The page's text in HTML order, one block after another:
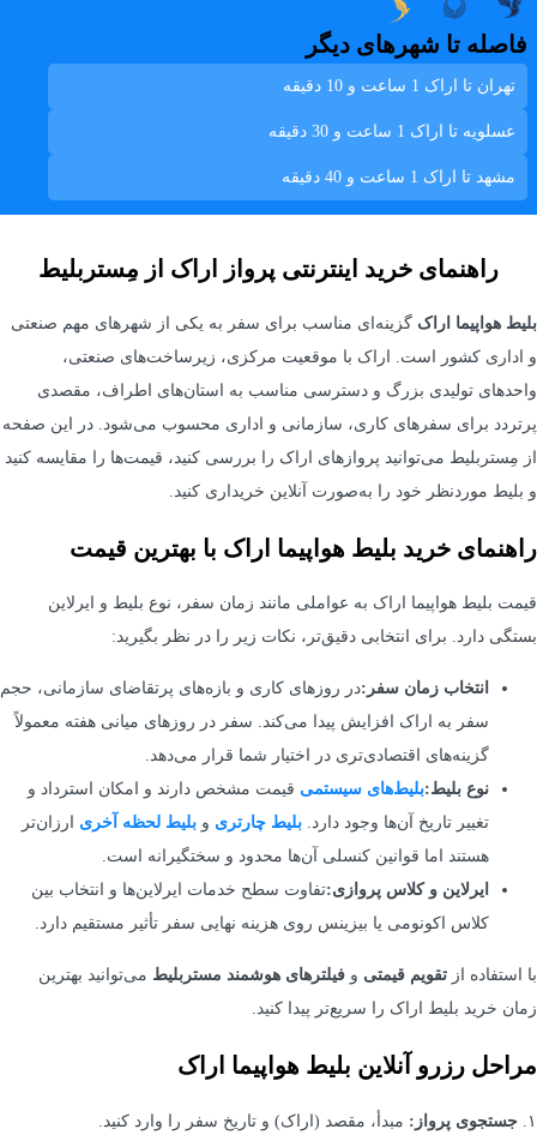
فاصله تا شهرهای دیگر
تهران تا اراک 1 ساعت و 10 دقیقه
عسلويه تا اراک 1 ساعت و 30 دقیقه
مشهد تا اراک 1 ساعت و 40 دقیقه
راهنمای خرید اینترنتی پرواز اراک از مِستربلیط
بلیط هواپیما اراک گزینه‌ای مناسب برای سفر به یکی از شهرهای مهم صنعتی
و اداری کشور است. اراک با موقعیت مرکزی، زیرساخت‌های صنعتی،
واحدهای تولیدی بزرگ و دسترسی مناسب به استان‌های اطراف، مقصدی
پرتردد برای سفرهای کاری، سازمانی و اداری محسوب می‌شود. در این صفحه
از مِستربلیط می‌توانید پروازهای اراک را بررسی کنید، قیمت‌ها را مقایسه کنید
و بلیط موردنظر خود را به‌صورت آنلاین خریداری کنید.
راهنمای خرید بلیط هواپیما اراک با بهترین قیمت
قیمت بلیط هواپیما اراک به عواملی مانند زمان سفر، نوع بلیط و ایرلاین
بستگی دارد. برای انتخابی دقیق‌تر، نکات زیر را در نظر بگیرید:
انتخاب زمان سفر:در روزهای کاری و بازه‌های پرتقاضای سازمانی، حجم
سفر به اراک افزایش پیدا می‌کند. سفر در روزهای میانی هفته معمولاً
گزینه‌های اقتصادی‌تری در اختیار شما قرار می‌دهد.
نوع بلیط:بلیط‌های سیستمی قیمت مشخص دارند و امکان استرداد و
تغییر تاریخ آن‌ها وجود دارد. بلیط‌ چارتری و بلیط لحظه آخری ارزان‌تر
هستند اما قوانین کنسلی آن‌ها محدود و سختگیرانه است.
ایرلاین و کلاس پروازی:تفاوت سطح خدمات ایرلاین‌ها و انتخاب بین
کلاس اکونومی یا بیزینس روی هزینه نهایی سفر تأثیر مستقیم دارد.
با استفاده از تقویم قیمتی و فیلترهای هوشمند مستربلیط می‌توانید بهترین
زمان خرید بلیط اراک را سریع‌تر پیدا کنید.
مراحل رزرو آنلاین بلیط هواپیما اراک
۱. جستجوی پرواز: مبدأ، مقصد (اراک) و تاریخ سفر را وارد کنید.